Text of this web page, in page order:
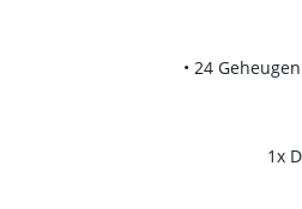
• 24
1x